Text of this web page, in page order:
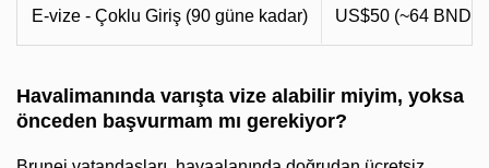
E-vize - Çoklu Giriş (90 güne kadar) US$50 (~64 BND)
Havalimanında varışta vize alabilir miyim, yoksa
önceden başvurmam mı gerekiyor?